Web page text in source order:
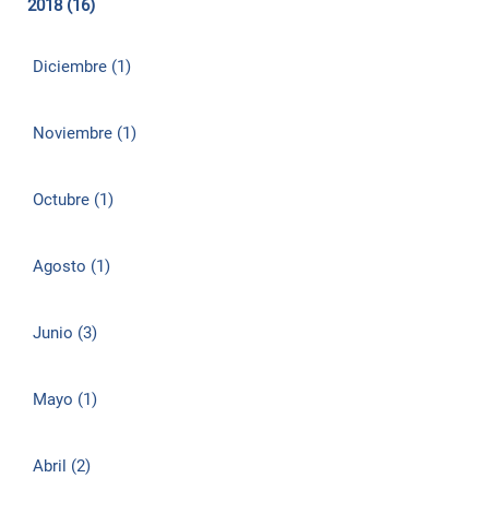
2018 (16)
Diciembre (1)
Noviembre (1)
Octubre (1)
Agosto (1)
Junio (3)
Mayo (1)
Abril (2)